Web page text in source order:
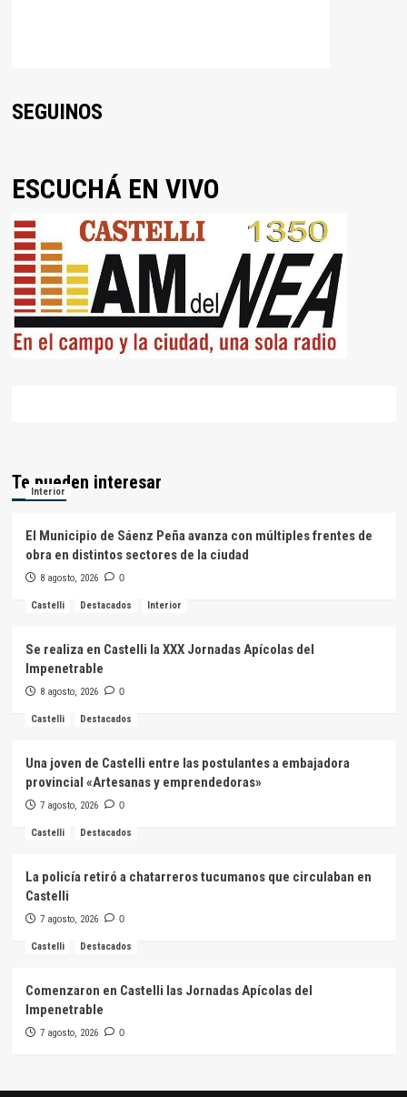
SEGUINOS
ESCUCHÁ EN VIVO
Te pueden interesar
Interior
El Municipio de Sáenz Peña avanza con múltiples frentes de
obra en distintos sectores de la ciudad
8 agosto, 2026 0
Castelli Destacados Interior
Se realiza en Castelli la XXX Jornadas Apícolas del
Impenetrable
8 agosto, 2026 0
Castelli Destacados
Una joven de Castelli entre las postulantes a embajadora
provincial «Artesanas y emprendedoras»
7 agosto, 2026 0
Castelli Destacados
La policía retiró a chatarreros tucumanos que circulaban en
Castelli
7 agosto, 2026 0
Castelli Destacados
Comenzaron en Castelli las Jornadas Apícolas del
Impenetrable
7 agosto, 2026 0